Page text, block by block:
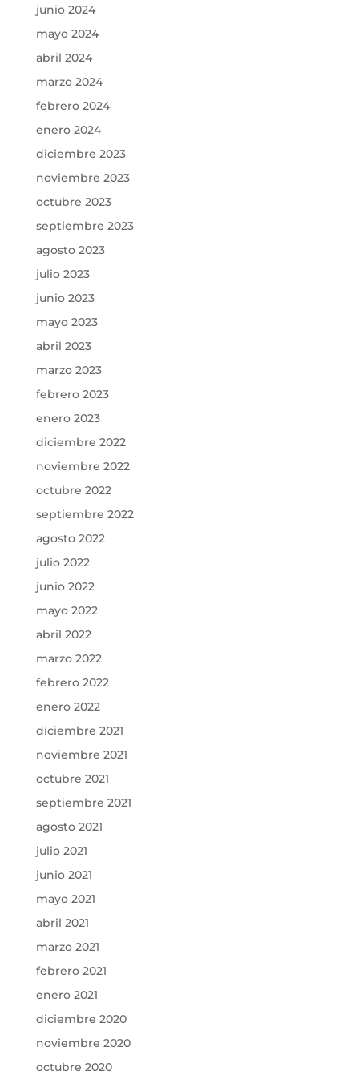
junio 2024
mayo 2024
abril 2024
marzo 2024
febrero 2024
enero 2024
diciembre 2023
noviembre 2023
octubre 2023
septiembre 2023
agosto 2023
julio 2023
junio 2023
mayo 2023
abril 2023
marzo 2023
febrero 2023
enero 2023
diciembre 2022
noviembre 2022
octubre 2022
septiembre 2022
agosto 2022
julio 2022
junio 2022
mayo 2022
abril 2022
marzo 2022
febrero 2022
enero 2022
diciembre 2021
noviembre 2021
octubre 2021
septiembre 2021
agosto 2021
julio 2021
junio 2021
mayo 2021
abril 2021
marzo 2021
febrero 2021
enero 2021
diciembre 2020
noviembre 2020
octubre 2020